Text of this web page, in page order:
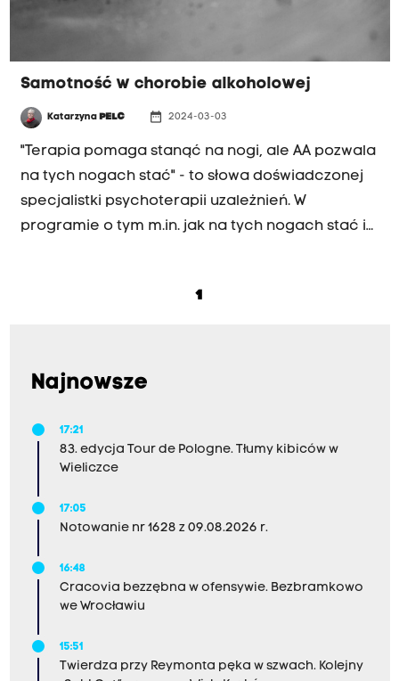
Samotność w chorobie alkoholowej
Katarzyna PELC date_range 2024-03-03
"Terapia pomaga stanąć na nogi, ale AA pozwala
na tych nogach stać" - to słowa doświadczonej
specjalistki psychoterapii uzależnień. W
programie o tym m.in. jak na tych nogach stać i
1
Najnowsze
17:21
83. edycja Tour de Pologne. Tłumy kibiców w
Wieliczce
17:05
Notowanie nr 1628 z 09.08.2026 r.
16:48
Cracovia bezzębna w ofensywie. Bezbramkowo
we Wrocławiu
15:51
Twierdza przy Reymonta pęka w szwach. Kolejny